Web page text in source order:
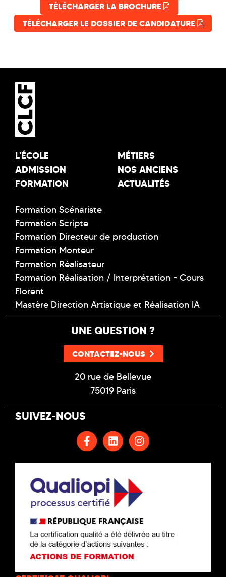
TÉLÉCHARGER LA BROCHURE
TÉLÉCHARGER LE DOSSIER DE CANDIDATURE
L'ÉCOLE
ADMISSION
FORMATION
MÉTIERS
NOS ANCIENS
ACTUALITÉS
Formation Scénariste
Formation Scripte
Formation Directeur de production
Formation Monteur
Formation Réalisateur
Formation Réalisation / Interprétation - Cours
Florent
Mastère Direction Artistique et Réalisation IA
UNE QUESTION ?
CONTACTEZ-NOUS
20 rue de Bellevue
75019 Paris
SUIVEZ-NOUS